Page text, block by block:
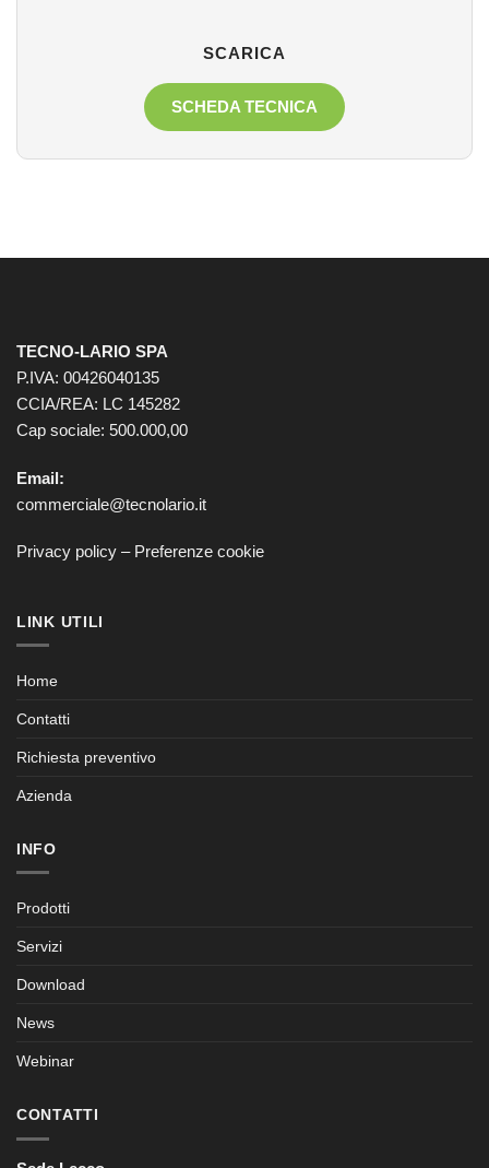
SCARICA
SCHEDA TECNICA
TECNO-LARIO SPA
P.IVA: 00426040135
CCIA/REA: LC 145282
Cap sociale: 500.000,00
Email:
commerciale@tecnolario.it
Privacy policy – Preferenze cookie
LINK UTILI
Home
Contatti
Richiesta preventivo
Azienda
INFO
Prodotti
Servizi
Download
News
Webinar
CONTATTI